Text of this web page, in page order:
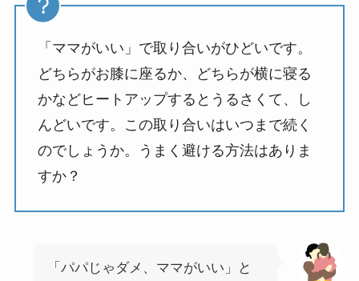
「ママがいい」で取り合いがひどいです。
どちらがお膝に座るか、どちらが横に寝る
かなどヒートアップするとうるさくて、し
んどいです。この取り合いはいつまで続く
のでしょうか。うまく避ける方法はありま
すか？
「パパじゃダメ、ママがいい」と